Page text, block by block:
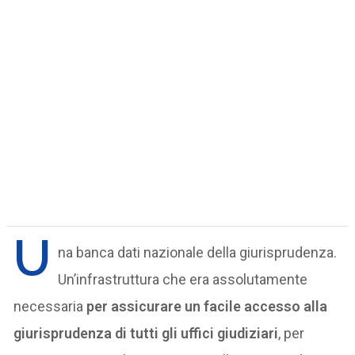
U
na banca dati nazionale della giurisprudenza.
Un’infrastruttura che era assolutamente
necessaria per assicurare un facile accesso alla
giurisprudenza di tutti gli uffici giudiziari, per